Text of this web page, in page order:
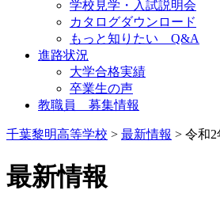
学校見学・入試説明会
カタログダウンロード
もっと知りたい Q&A
進路状況
大学合格実績
卒業生の声
教職員 募集情報
千葉黎明高等学校 > 最新情報 > 令和
最新情報